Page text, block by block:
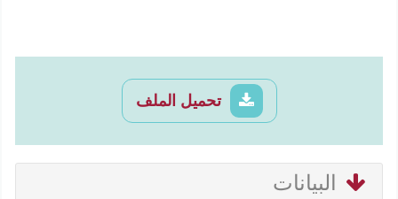
تحميل الملف
البيانات